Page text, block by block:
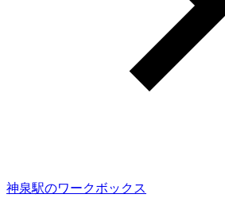
神泉駅のワークボックス